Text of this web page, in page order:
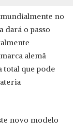
no
dará o passo
alemã
total que pode
novo modelo